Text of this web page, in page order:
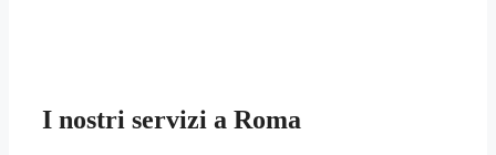
I nostri servizi a Roma